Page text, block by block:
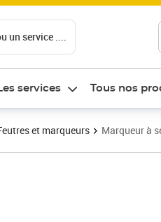
un service ....
services Tous nos
et marqueurs Marqueur à